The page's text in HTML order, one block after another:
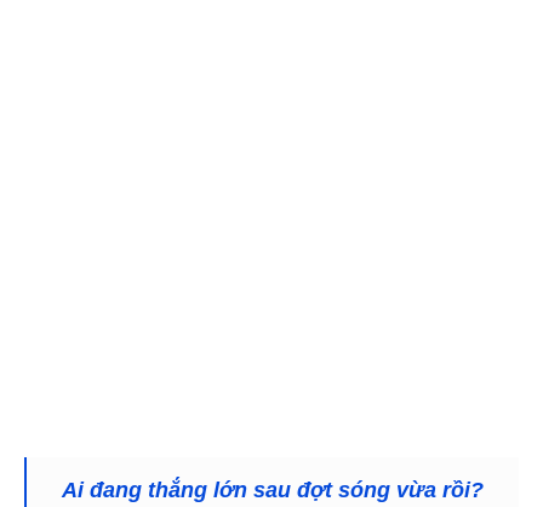
Ai đang thắng lớn sau đợt sóng vừa rồi?